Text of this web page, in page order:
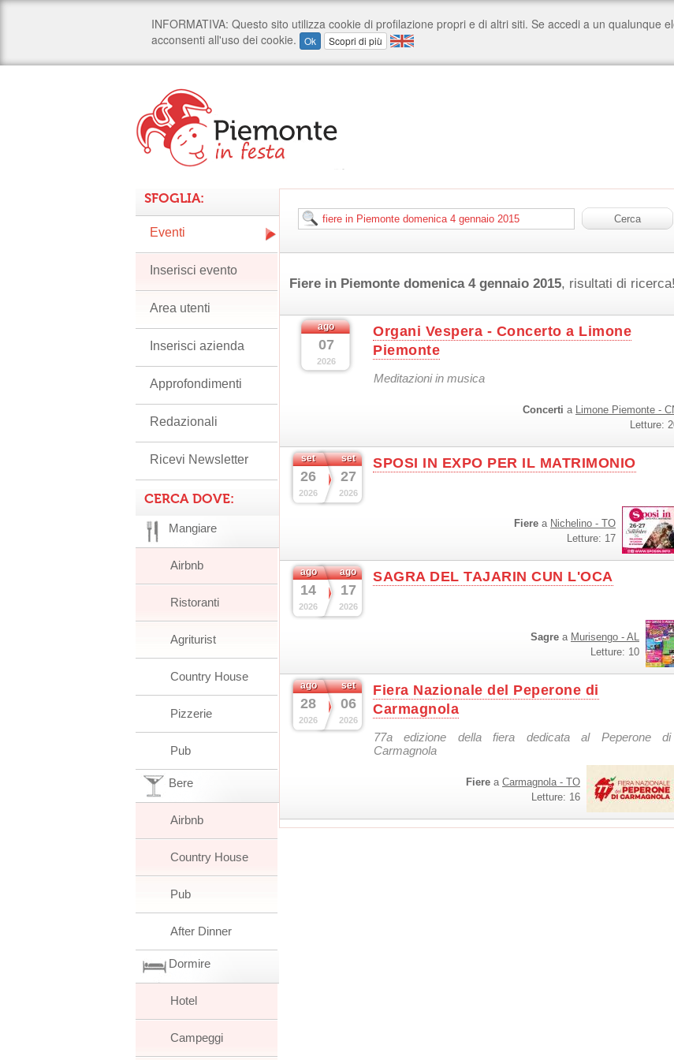
Fiere in Piemonte domenica 4 gennaio 2015, risultati di ricerca!
ago
07
2026
Organi Vespera - Concerto a Limone
Piemonte
Meditazioni in musica
Concerti a Limone Piemonte -
Letture:
set
26
2026
set
27
2026
SPOSI IN EXPO PER IL MATRIMONIO
Fiere a Nichelino - TO
Letture: 17
ago
14
2026
ago
17
2026
SAGRA DEL TAJARIN CUN L'OCA
Sagre a Murisengo - AL
Letture: 10
ago
28
2026
set
06
2026
Fiera Nazionale del Peperone di
Carmagnola
77a edizione della fiera dedicata al Peperone di
Carmagnola
Fiere a Carmagnola - TO
Letture: 16
SFOGLIA:
Eventi
Inserisci evento
Area utenti
Inserisci azienda
Approfondimenti
Redazionali
Ricevi Newsletter
CERCA DOVE:
Mangiare
Airbnb
Ristoranti
Agriturist
Country House
Pizzerie
Pub
Bere
Airbnb
Country House
Pub
After Dinner
Dormire
Hotel
Campeggi